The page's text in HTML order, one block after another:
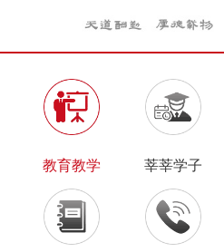
教育教学 莘莘学子